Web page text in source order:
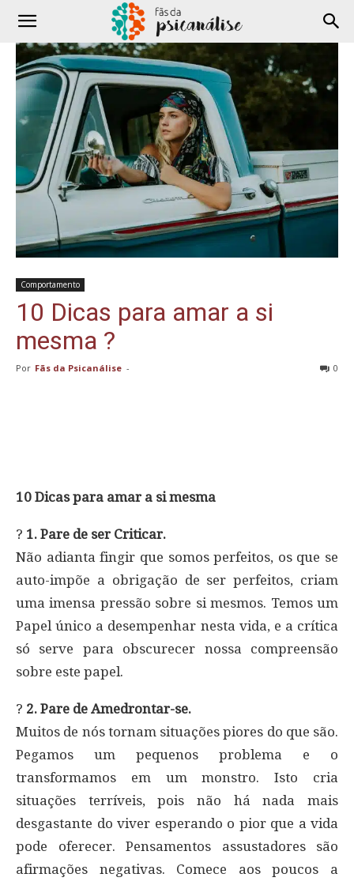
Comportamento
10 Dicas para amar a si
mesma ?
Por Fãs da Psicanálise - 0
10 Dicas para amar a si mesma
? 1. Pare de ser Criticar.
Não adianta fingir que somos perfeitos, os que se
auto-impõe a obrigação de ser perfeitos, criam
uma imensa pressão sobre si mesmos. Temos um
Papel único a desempenhar nesta vida, e a crítica
só serve para obscurecer nossa compreensão
sobre este papel.
? 2. Pare de Amedrontar-se.
Muitos de nós tornam situações piores do que são.
Pegamos um pequenos problema e o
transformamos em um monstro. Isto cria
situações terríveis, pois não há nada mais
desgastante do viver esperando o pior que a vida
pode oferecer. Pensamentos assustadores são
afirmações negativas. Comece aos poucos a